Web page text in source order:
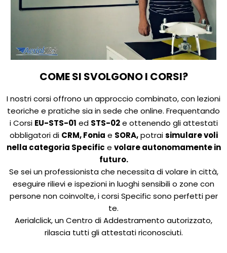
COME SI SVOLGONO I CORSI?
I nostri corsi offrono un approccio combinato, con lezioni
teoriche e pratiche sia in sede che online. Frequentando
i Corsi EU-STS-01 ed STS-02e ottenendo gli attestati
obbligatori di CRM, Fonia e SORA,potraisimulare voli
nella categoria Specific e volare autonomamente in
futuro.
Se sei un professionista che necessita di volare in città,
eseguire rilievi e ispezioni in luoghi sensibili o zone con
persone non coinvolte, i corsi Specific sono perfetti per
te.
Aerialclick, un Centro di Addestramento autorizzato,
rilascia tutti gli attestati riconosciuti.